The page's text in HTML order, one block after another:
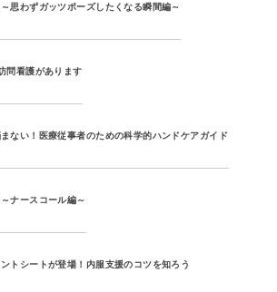
思わずガッツポーズしたくなる瞬間編～
問看護があります
ない！医療従事者のための科学的ハンドケアガイド
ナースコール編～
トシートが登場！内服支援のコツを知ろう